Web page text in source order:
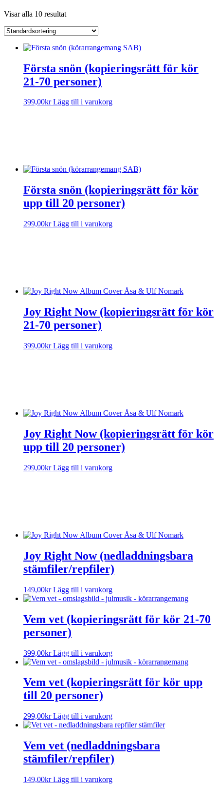
Visar alla 10 resultat
Första snön (kopieringsrätt för kör
21-70 personer)
399,00kr Lägg till i varukorg
Första snön (kopieringsrätt för kör
upp till 20 personer)
299,00kr Lägg till i varukorg
Joy Right Now (kopieringsrätt för kör
21-70 personer)
399,00kr Lägg till i varukorg
Joy Right Now (kopieringsrätt för kör
upp till 20 personer)
299,00kr Lägg till i varukorg
Joy Right Now (nedladdningsbara
stämfiler/repfiler)
149,00kr Lägg till i varukorg
Vem vet (kopieringsrätt för kör 21-70
personer)
399,00kr Lägg till i varukorg
Vem vet (kopieringsrätt för kör upp
till 20 personer)
299,00kr Lägg till i varukorg
Vem vet (nedladdningsbara
stämfiler/repfiler)
149,00kr Lägg till i varukorg